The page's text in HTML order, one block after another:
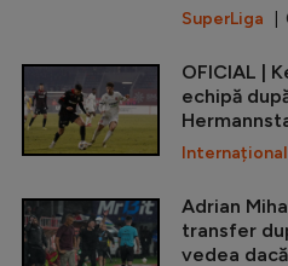
SuperLiga |
OFICIAL |
echipă
Internațional
Adrian
transfer
vedea